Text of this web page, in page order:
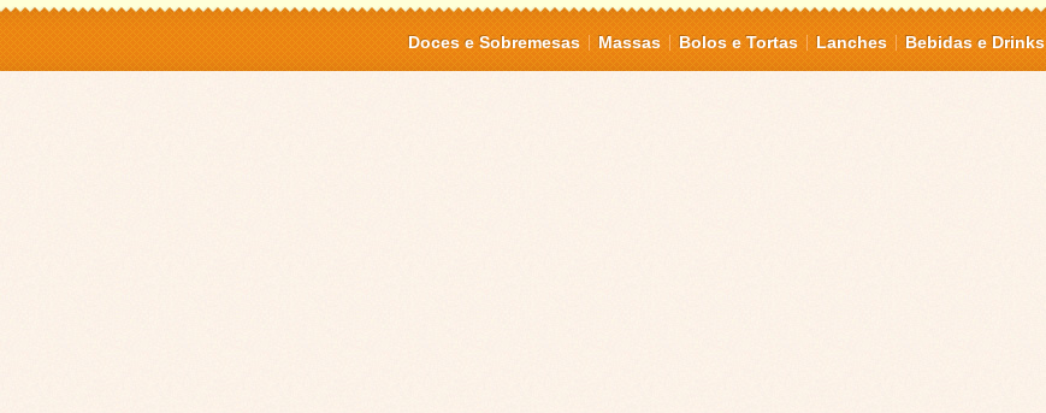
Doces e Sobremesas Massas Bolos e Tortas Lanches Bebidas e Drinks